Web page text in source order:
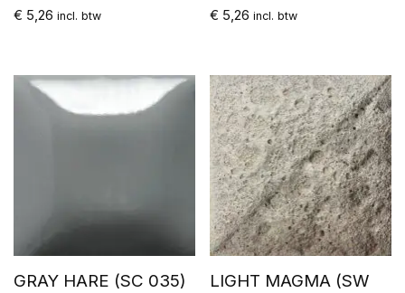
€ 5,26 incl. btw € 5,26 incl. btw
GRAY HARE (SC 035)
LIGHT MAGMA (SW